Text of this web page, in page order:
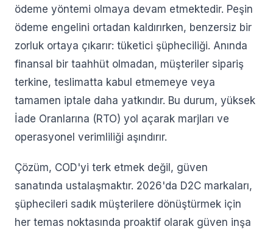
ödeme yöntemi olmaya devam etmektedir. Peşin
ödeme engelini ortadan kaldırırken, benzersiz bir
zorluk ortaya çıkarır: tüketici şüpheciliği. Anında
finansal bir taahhüt olmadan, müşteriler sipariş
terkine, teslimatta kabul etmemeye veya
tamamen iptale daha yatkındır. Bu durum, yüksek
İade Oranlarına (RTO) yol açarak marjları ve
operasyonel verimliliği aşındırır.
Çözüm, COD'yi terk etmek değil, güven
sanatında ustalaşmaktır. 2026'da D2C markaları,
şüphecileri sadık müşterilere dönüştürmek için
her temas noktasında proaktif olarak güven inşa